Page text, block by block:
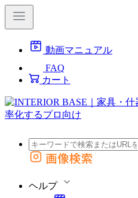
動画マニュアル
FAQ
カート
外部サイトの商品をカートに追加
画像検索
ヘルプ